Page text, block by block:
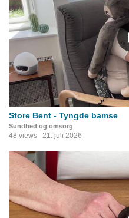
Store Bent - Tyngde bamse
Sundhed og omsorg
48 views 21. juli 2026